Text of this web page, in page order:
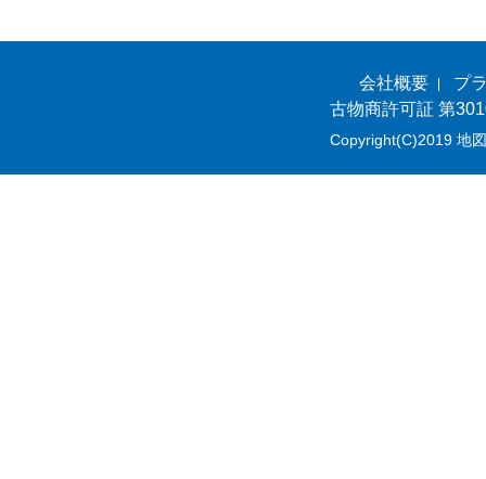
会社概要
プ
古物商許可証 第
Copyright(C)2019 地